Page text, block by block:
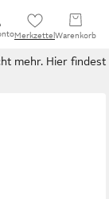
Merkzettel Warenkorb
mehr. Hier findest